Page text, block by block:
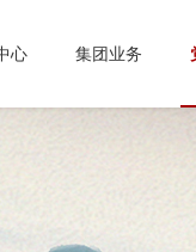
心 集团业务